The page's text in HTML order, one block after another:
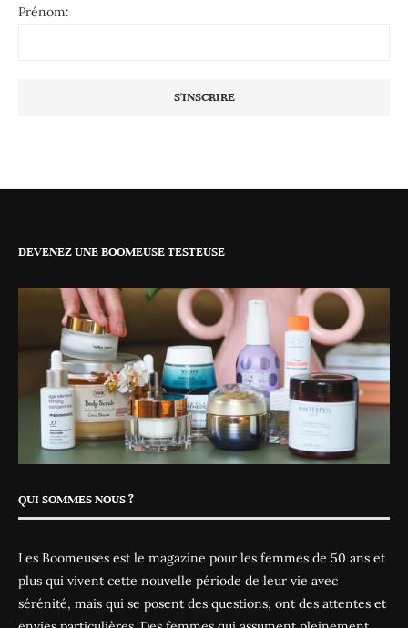
Prénom:
DEVENEZ UNE BOOMEUSE TESTEUSE
QUI SOMMES NOUS ?
Les Boomeuses est le magazine pour les femmes de 50 ans et
plus qui vivent cette nouvelle période de leur vie avec
sérénité, mais qui se posent des questions, ont des attentes et